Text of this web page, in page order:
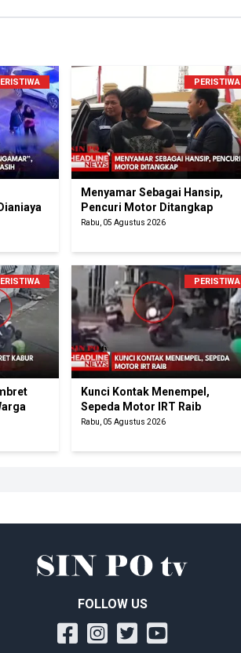
PERISTIWA
Menyamar Sebagai Hansip,
Pencuri Motor Ditangkap
Rabu, 05 Agustus 2026
PERISTIWA
Kunci Kontak Menempel,
Sepeda Motor IRT Raib
Rabu, 05 Agustus 2026
FOLLOW US